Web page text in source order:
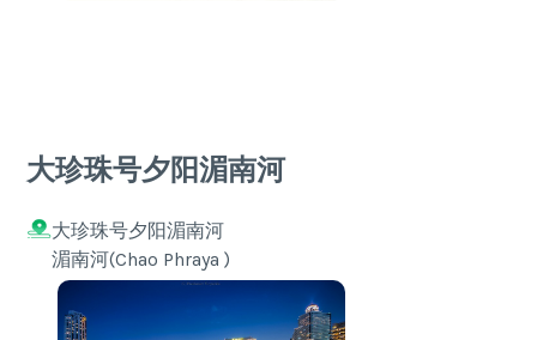
大珍珠号夕阳湄南河
大珍珠号夕阳湄南河
湄南河(Chao Phraya )